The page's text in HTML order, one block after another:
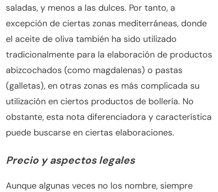
saladas, y menos a las dulces. Por tanto, a
excepción de ciertas zonas mediterráneas, donde
el aceite de oliva también ha sido utilizado
tradicionalmente para la elaboración de productos
abizcochados (como magdalenas) o pastas
(galletas), en otras zonas es más complicada su
utilización en ciertos productos de bollería. No
obstante, esta nota diferenciadora y característica
puede buscarse en ciertas elaboraciones.
Precio y aspectos legales
Aunque algunas veces no los nombre, siempre